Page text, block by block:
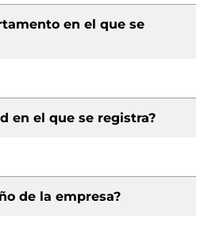
en el que se
en el que se registra?
de la empresa?